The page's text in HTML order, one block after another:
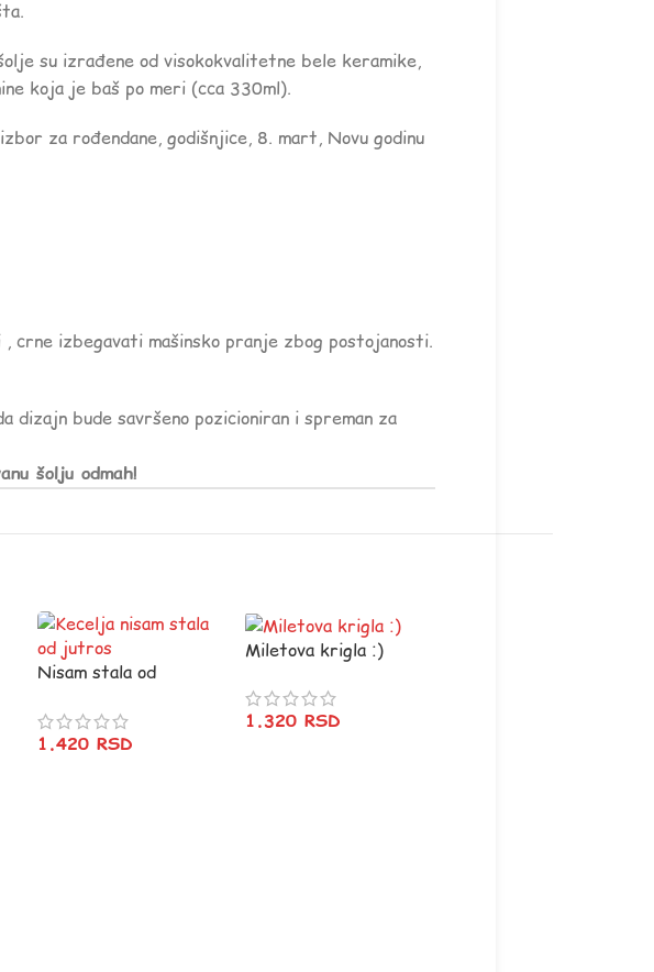
su izrađene od visokokvalitetne bele keramike,
koja je baš po meri (cca 330ml).
za rođendane, godišnjice, 8. mart, Novu godinu
crne izbegavati mašinsko pranje zbog postojanosti.
bude savršeno pozicioniran i spreman za
šolju odmah!
Nisam stala od
1.420RSD
Miletova krigla :)
1.320 RSD